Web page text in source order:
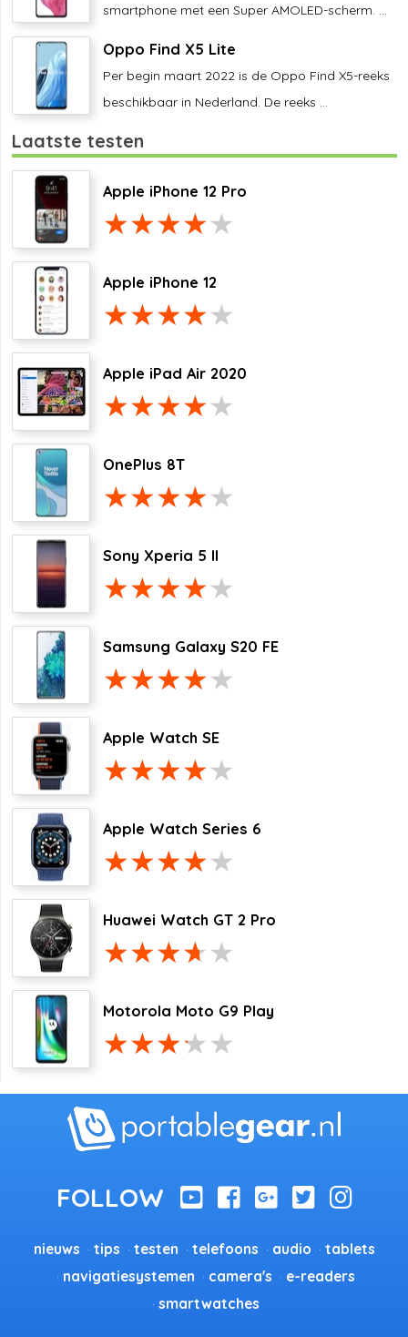
smartphone met een Super AMOLED-scherm. ...
Oppo Find X5 Lite
Per begin maart 2022 is de Oppo Find X5-reeks
beschikbaar in Nederland. De reeks ...
Laatste testen
Apple iPhone 12 Pro
Apple iPhone 12
Apple iPad Air 2020
OnePlus 8T
Sony Xperia 5 II
Samsung Galaxy S20 FE
Apple Watch SE
Apple Watch Series 6
Huawei Watch GT 2 Pro
Motorola Moto G9 Play
nieuws tips testen telefoons audio
tablets
navigatiesystemen
camera's
e-readers
smartwatches